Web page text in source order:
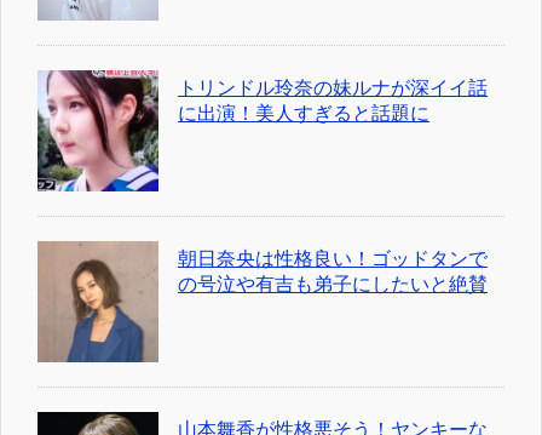
トリンドル玲奈の妹ルナが深イイ話
に出演！美人すぎると話題に
朝日奈央は性格良い！ゴッドタンで
の号泣や有吉も弟子にしたいと絶賛
山本舞香が性格悪そう！ヤンキーな